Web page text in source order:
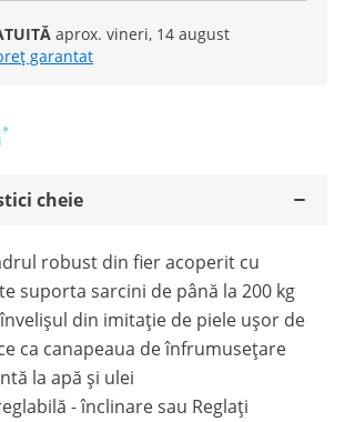
aprox. vineri, 14 august
garantat
cheie
robust din fier acoperit cu
suporta sarcini de până la 200 kg
din imitație de piele ușor de
ca canapeaua de înfrumusețare
la apă și ulei
- înclinare sau Reglați